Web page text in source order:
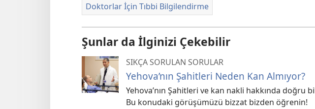
Doktorlar İçin Tıbbi Bilgilendirme
Şunlar da İlginizi Çekebilir
SIKÇA SORULAN SORULAR
Yehova’nın Şahitleri Neden Kan Almıyor?
Yehova’nın Şahitleri ve kan nakli hakkında doğru
Bu konudaki görüşümüzü bizzat bizden öğrenin!